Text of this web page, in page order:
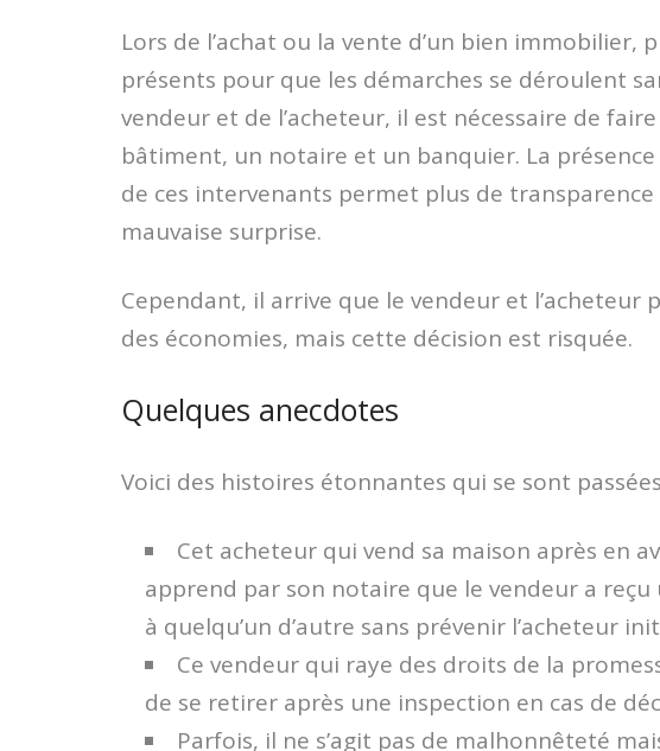
Lors de l’achat ou la vente d’un bien immobilier,
présents pour que les démarches se déroulent
vendeur et de l’acheteur, il est nécessaire de
bâtiment, un notaire et un banquier. La
de ces intervenants permet plus de transparence
mauvaise surprise.
Cependant, il arrive que le vendeur et l’acheteur
des économies, mais cette décision est risquée.
Quelques anecdotes
Voici des histoires étonnantes qui se sont
Cet acheteur qui vend sa maison après en
apprend par son notaire que le vendeur a reçu
à quelqu’un d’autre sans prévenir l’acheteur
Ce vendeur qui raye des droits de la
de se retirer après une inspection en cas de
Parfois, il ne s’agit pas de malhonnêteté